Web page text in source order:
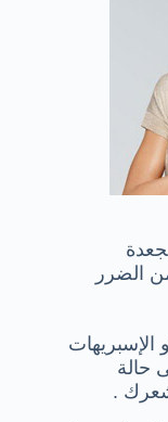
الضرر
حالة
شعرك .